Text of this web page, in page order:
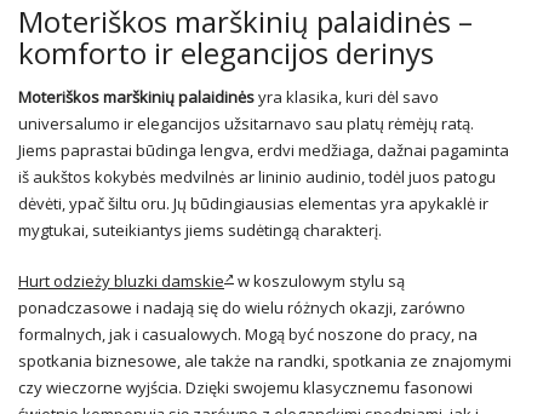
Moteriškos marškinių palaidinės –
komforto ir elegancijos derinys
Moteriškos marškinių palaidinėsyra klasika, kuri dėl savo
universalumo ir elegancijos užsitarnavo sau platų rėmėjų ratą.
Jiems paprastai būdinga lengva, erdvi medžiaga, dažnai pagaminta
iš aukštos kokybės medvilnės ar lininio audinio, todėl juos patogu
dėvėti, ypač šiltu oru. Jų būdingiausias elementas yra apykaklė ir
mygtukai, suteikiantys jiems sudėtingą charakterį.
Hurt odzieży bluzki damskie
w koszulowym stylu są
ponadczasowe i nadają się do wielu różnych okazji, zarówno
formalnych, jak i casualowych. Mogą być noszone do pracy, na
spotkania biznesowe, ale także na randki, spotkania ze znajomymi
czy wieczorne wyjścia. Dzięki swojemu klasycznemu fasonowi